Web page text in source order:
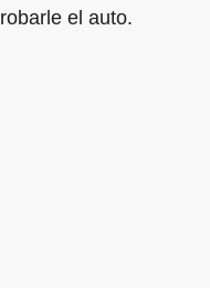
robarle el auto.